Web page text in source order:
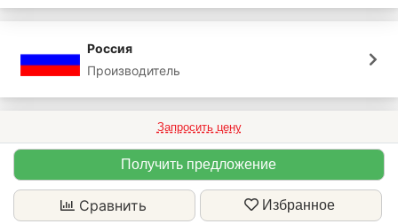
Россия
Производитель
Запросить цену
Получить предложение
Сравнить Избранное